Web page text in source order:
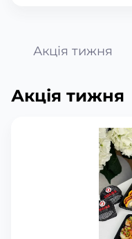
Акція тижня
Акція тижня